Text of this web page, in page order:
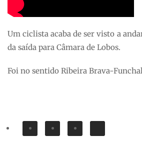
Um ciclista acaba de ser visto a
da saída para Câmara de Lobos.
Foi no sentido Ribeira Brava-